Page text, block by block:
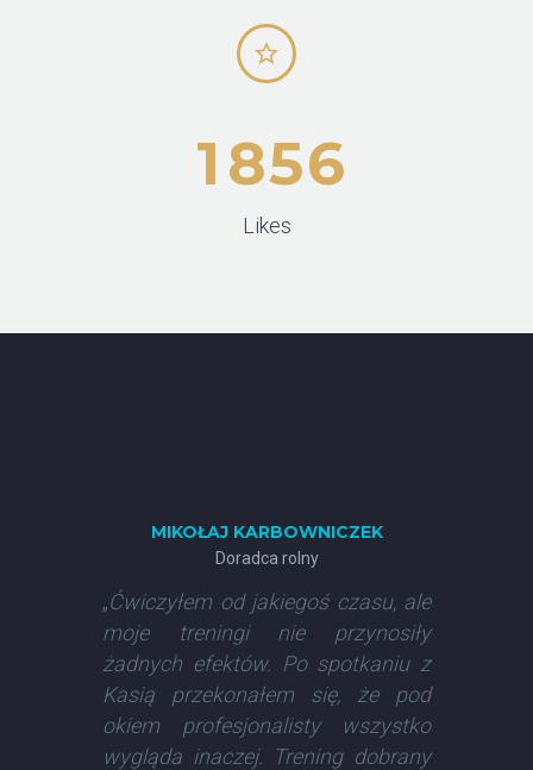

1856
Likes
MIKOŁAJ KARBOWNICZEK
Doradca rolny
„Ćwiczyłem od jakiegoś czasu, ale
moje treningi nie przynosiły
żadnych efektów. Po spotkaniu z
Kasią przekonałem się, że pod
okiem profesjonalisty wszystko
wygląda inaczej. Trening dobrany